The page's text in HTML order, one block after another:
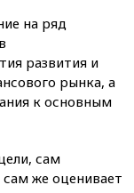
на ряд
развития и
рынка, а
к основным
сам
же оценивает